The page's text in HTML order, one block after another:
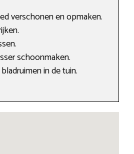
verschonen en opmaken.
schoonmaken.
in de tuin.